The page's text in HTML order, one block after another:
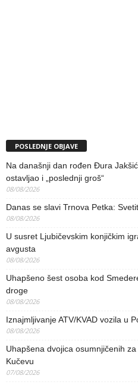
POSLEDNJE OBJAVE
Na današnji dan rođen Đura
ostavljao i „poslednji groš“
08/08/2026
Danas se slavi Trnova Petka:
08/08/2026
U susret Ljubičevskim konjičkim
avgusta
08/08/2026
Uhapšeno šest osoba kod
droge
08/08/2026
Iznajmljivanje ATV/KVAD vozila u
08/08/2026
Uhapšena dvojica osumnjičenih
Kučevu
07/08/2026